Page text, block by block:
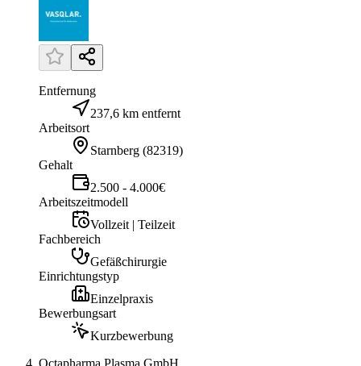
Entfernung
237,6 km entfernt
Arbeitsort
Starnberg (82319)
Gehalt
2.500 - 4.000€
Arbeitszeitmodell
Vollzeit | Teilzeit
Fachbereich
Gefäßchirurgie
Einrichtungstyp
Einzelpraxis
Bewerbungsart
Kurzbewerbung